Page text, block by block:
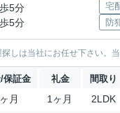
5分
5分
宅
防
しは当社にお任せ下さい。
保証金 礼金 間取り
月 1ヶ月 2LDK